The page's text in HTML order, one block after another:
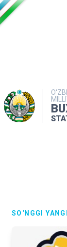
SO'NGGI